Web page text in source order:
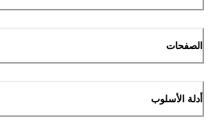
الصفحات
أدلة الأسلوب